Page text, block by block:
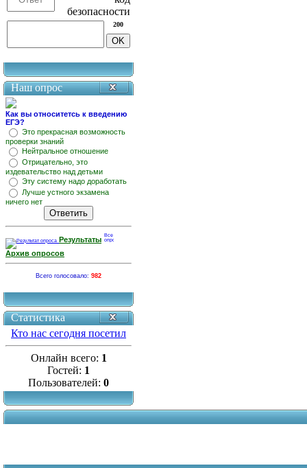
200
Наш опрос
Как вы относитетсь к введению
ЕГЭ?
Это прекрасная возможность
проверки знаний
Нейтральное отношение
Отрицательно, это
издевательство над детьми
Эту систему надо доработать
Лучше устного экзамена
ничего нет
Результаты
Архив опросов
Всего голосовало: 982
Статистика
Кто нас сегодня посетил
Онлайн всего: 1
Гостей: 1
Пользователей: 0